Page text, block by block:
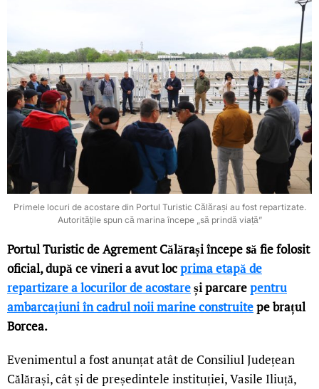
Primele locuri de acostare din Portul Turistic Călărași au fost repartizate.
Autoritățile spun că marina începe „să prindă viață”
Portul Turistic de Agrement Călărași începe să fie folosit
oficial, după ce vineri a avut locprima etapă de
repartizare a locurilor de acostareși parcarepentru
ambarcațiuni în cadrul noii marine construitepe brațul
Borcea.
Evenimentul a fost anunțat atât de Consiliul Județean
Călărași, cât și de președintele instituției, Vasile Iliuță,